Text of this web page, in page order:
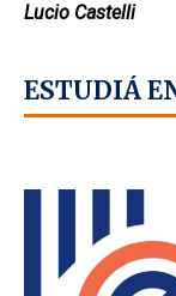
Lucio Castelli
ESTUDIÁ